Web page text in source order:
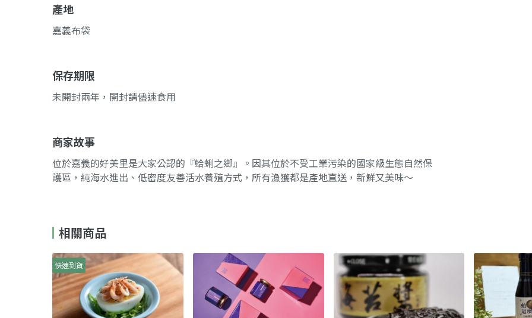
產地
嘉義布袋
保存期限
未開封兩年，開封請儘速食用
商家故事
位於嘉義的好美里是大家公認的『蛤蜊之鄉』。因其位於不受工業污染的國家級生態自然保
護區，純海水進出、低密度友善活水養殖方式，所有漁獲都是產地直送，新鮮又美味～
相關商品
快速到貨